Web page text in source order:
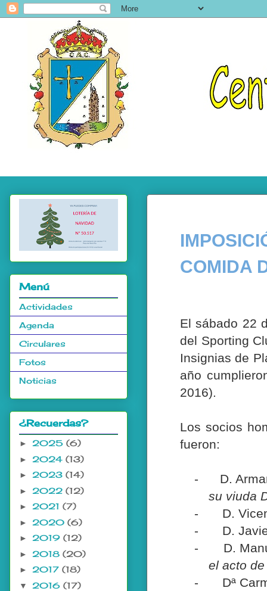
COMIDA
El sábado 22
del Sporting
Insignias de
año
2016).
Los socios
fueron:
-
D.
su viuda
-
D.
-
D.
-
D.
el acto
-
Dª
Menú
Actividades
Agenda
Circulares
Fotos
Noticias
¿Recuerdas?
► 2025 (6)
► 2024 (13)
► 2023 (14)
► 2022 (12)
► 2021 (7)
► 2020 (6)
► 2019 (12)
► 2018 (20)
► 2017 (18)
▼ 2016 (17)